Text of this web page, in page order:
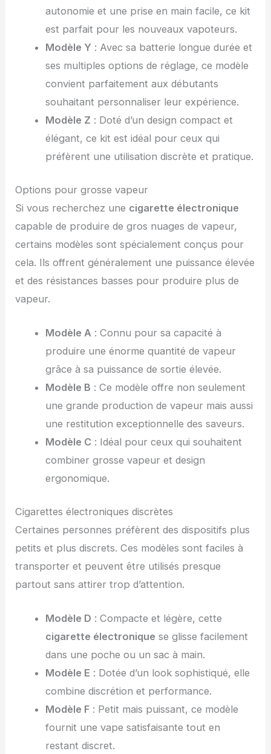
autonomie et une prise en main facile, ce kit
est parfait pour les nouveaux vapoteurs.
Modèle Y : Avec sa batterie longue durée et
ses multiples options de réglage, ce modèle
convient parfaitement aux débutants
souhaitant personnaliser leur expérience.
Modèle Z : Doté d’un design compact et
élégant, ce kit est idéal pour ceux qui
préfèrent une utilisation discrète et pratique.
Options pour grosse vapeur
Si vous recherchez une cigarette électronique
capable de produire de gros nuages de vapeur,
certains modèles sont spécialement conçus pour
cela. Ils offrent généralement une puissance élevée
et des résistances basses pour produire plus de
vapeur.
Modèle A: Connu pour sa capacité à
produire une énorme quantité de vapeur
grâce à sa puissance de sortie élevée.
Modèle B : Ce modèle offre non seulement
une grande production de vapeur mais aussi
une restitution exceptionnelle des saveurs.
Modèle C: Idéal pour ceux qui souhaitent
combiner grosse vapeur et design
ergonomique.
Cigarettes électroniques discrètes
Certaines personnes préfèrent des dispositifs plus
petits et plus discrets. Ces modèles sont faciles à
transporter et peuvent être utilisés presque
partout sans attirer trop d’attention.
Modèle D : Compacte et légère, cette
cigarette électronique se glisse facilement
dans une poche ou un sac à main.
Modèle E : Dotée d’un look sophistiqué, elle
combine discrétion et performance.
Modèle F: Petit mais puissant, ce modèle
fournit une vape satisfaisante tout en
restant discret.